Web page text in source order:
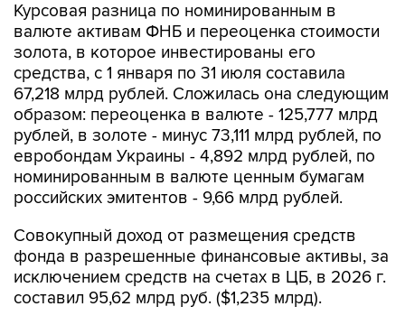
Курсовая разница по номинированным в
валюте активам ФНБ и переоценка стоимости
золота, в которое инвестированы его
средства, с 1 января по 31 июля составила
67,218 млрд рублей. Сложилась она следующим
образом: переоценка в валюте - 125,777 млрд
рублей, в золоте - минус 73,111 млрд рублей, по
евробондам Украины - 4,892 млрд рублей, по
номинированным в валюте ценным бумагам
российских эмитентов - 9,66 млрд рублей.
Совокупный доход от размещения средств
фонда в разрешенные финансовые активы, за
исключением средств на счетах в ЦБ, в 2026 г.
составил 95,62 млрд руб. ($1,235 млрд).